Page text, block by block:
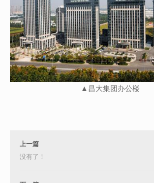
▲昌大集团办公楼
上一篇
没有了！